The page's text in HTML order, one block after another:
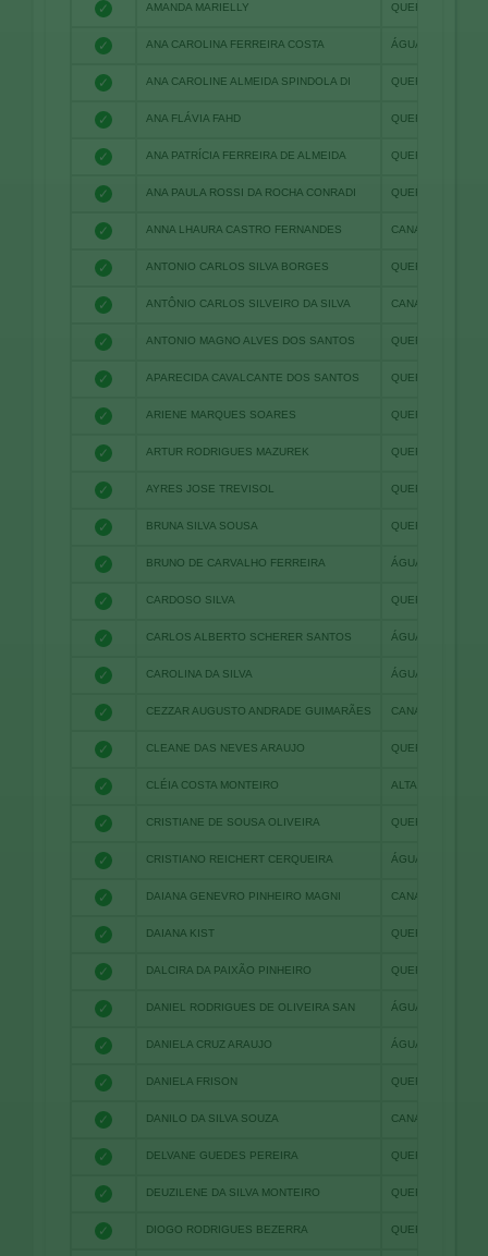
✓ AMANDA MARIELLY QUERÊNCIA
✓ ANA CAROLINA FERREIRA COSTA ÁGUA BOA
✓ ANA CAROLINE ALMEIDA SPINDOLA DI QUERÊNCIA
✓ ANA FLÁVIA FAHD QUERÊNCIA
✓ ANA PATRÍCIA FERREIRA DE ALMEIDA QUERÊNCIA
✓ ANA PAULA ROSSI DA ROCHA CONRADI QUERÊNCIA
✓ ANNA LHAURA CASTRO FERNANDES CANARANA
✓ ANTONIO CARLOS SILVA BORGES QUERÊNCIA
✓ ANTÔNIO CARLOS SILVEIRO DA SILVA CANARANA
✓ ANTONIO MAGNO ALVES DOS SANTOS QUERÊNCIA
✓ APARECIDA CAVALCANTE DOS SANTOS QUERÊNCIA
✓ ARIENE MARQUES SOARES QUERÊNCIA
✓ ARTUR RODRIGUES MAZUREK QUERÊNCIA
✓ AYRES JOSE TREVISOL QUERÊNCIA
✓ BRUNA SILVA SOUSA QUERÊNCIA
✓ BRUNO DE CARVALHO FERREIRA ÁGUA BOA
✓ CARDOSO SILVA QUERÊNCIA
✓ CARLOS ALBERTO SCHERER SANTOS ÁGUA BOA
✓ CAROLINA DA SILVA ÁGUA BOA
✓ CEZZAR AUGUSTO ANDRADE GUIMARÃES CANARANA
✓ CLEANE DAS NEVES ARAUJO QUERENCIA
✓ CLÉIA COSTA MONTEIRO ALTA FLORESTA
✓ CRISTIANE DE SOUSA OLIVEIRA QUERÊNCIA
✓ CRISTIANO REICHERT CERQUEIRA ÁGUA BOA
✓ DAIANA GENEVRO PINHEIRO MAGNI CANARANA
✓ DAIANA KIST QUERÊNCIA
✓ DALCIRA DA PAIXÃO PINHEIRO QUERÊNCIA
✓ DANIEL RODRIGUES DE OLIVEIRA SAN ÁGUA BOA
✓ DANIELA CRUZ ARAUJO ÁGUA BOA
✓ DANIELA FRISON QUERENCIA
✓ DANILO DA SILVA SOUZA CANARANA
✓ DELVANE GUEDES PEREIRA
✓ DEUZILENE DA SILVA MONTEIRO QUERÊNCIA
✓ DIOGO RODRIGUES BEZERRA QUERÊNCIA